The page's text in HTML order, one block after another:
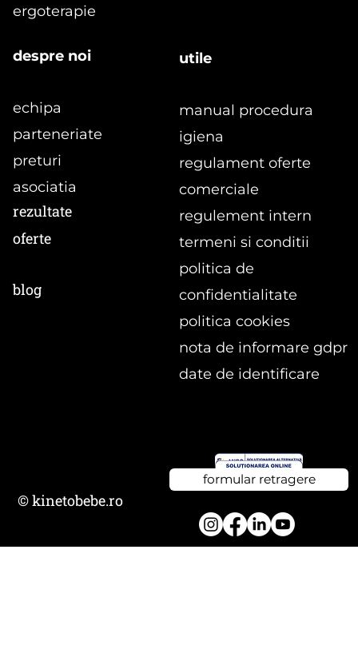
© kinetobebe.ro
ergoterapie
despre noi
echipa
parteneriate
preturi
asociatia
rezultate
oferte
blog
utile
manual procedura
igiena
regulament oferte
comerciale
regulement intern
termeni si conditii
politica de
confidentialitate
politica cookies
nota de informare gdpr
date de identificare
formular retragere